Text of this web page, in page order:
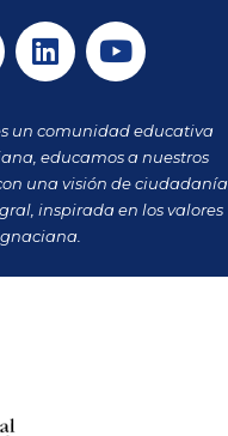
L
i
k
e
d
i
n
Y
o
t
u
b
e
un comunidad educativa
educamos a nuestros
una visión de ciudadanía
inspirada en los valores